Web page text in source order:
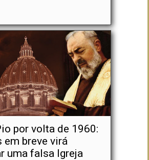
por volta de 1960:
em breve virá
uma falsa Igreja